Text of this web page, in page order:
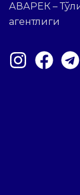
АВАРЕК –
агентлиги